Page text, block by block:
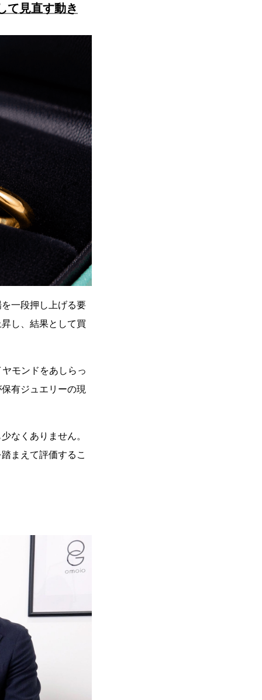
て見直す動き
一段押し上げる要
し、結果として買
モンドをあしらっ
有ジュエリーの現
なくありません。
まえて評価するこ